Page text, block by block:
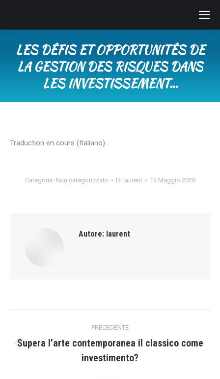
LES DÉFIS ET OPPORTUNITÉS DE
LA GESTION DES RISQUES DANS
LES INVESTISSEMENT…
Traduction en cours (Italiano)…
Categoria: Non categorizzato Di laurent 13 Maggio 2026
Autore: laurent
tra
PRECEDENTE
precedente:
Supera l’arte contemporanea il classico come
investimento?